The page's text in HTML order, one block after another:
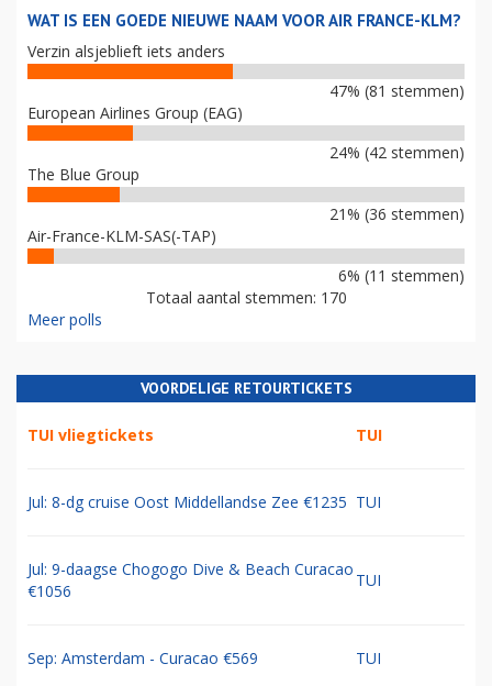
WAT IS EEN GOEDE NIEUWE NAAM VOOR AIR FRANCE-KLM?
Verzin alsjeblieft iets anders
47% (81 stemmen)
European Airlines Group (EAG)
24% (42 stemmen)
The Blue Group
21% (36 stemmen)
Air-France-KLM-SAS(-TAP)
6% (11 stemmen)
Totaal aantal stemmen: 170
Meer polls
VOORDELIGE RETOURTICKETS
TUI vliegtickets TUI
Jul: 8-dg cruise Oost Middellandse Zee €1235 TUI
Jul: 9-daagse Chogogo Dive & Beach Curacao
€1056
TUI
Sep: Amsterdam - Curacao €569 TUI